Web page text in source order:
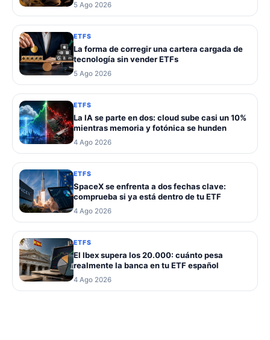
5 Ago 2026
ETFS
La forma de corregir una cartera cargada de
tecnología sin vender ETFs
5 Ago 2026
ETFS
La IA se parte en dos: cloud sube casi un 10%
mientras memoria y fotónica se hunden
4 Ago 2026
ETFS
SpaceX se enfrenta a dos fechas clave:
comprueba si ya está dentro de tu ETF
4 Ago 2026
ETFS
El Ibex supera los 20.000: cuánto pesa
realmente la banca en tu ETF español
4 Ago 2026